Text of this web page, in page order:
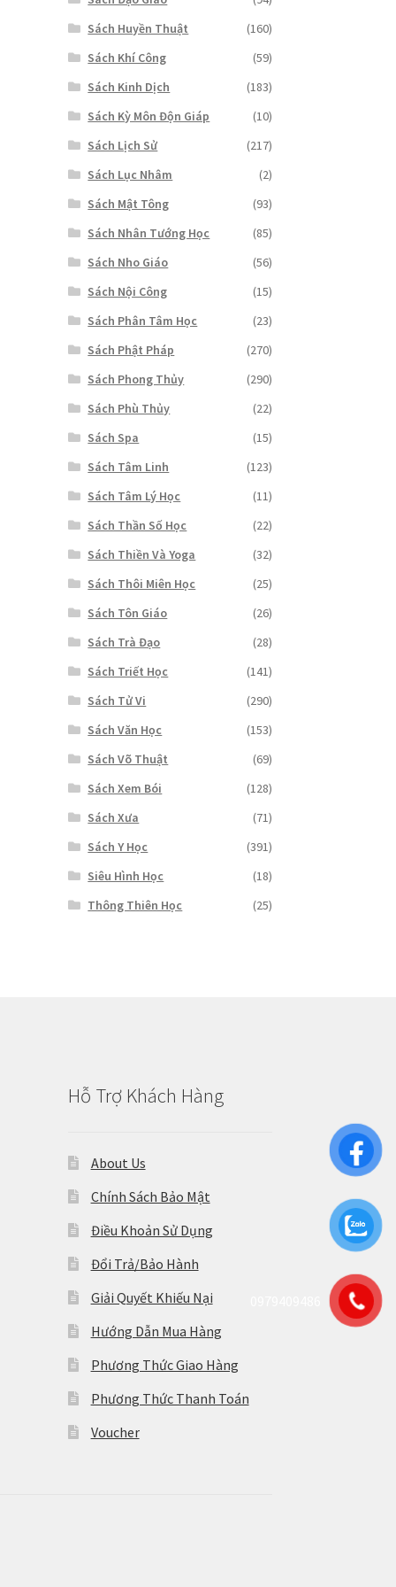
Sách Huyền Thuật
(160)
Sách Khí Công
(59)
Sách Kinh Dịch
(183)
Sách Kỳ Môn Độn Giáp
(10)
Sách Lịch Sử
(217)
Sách Lục Nhâm
(2)
Sách Mật Tông
(93)
Sách Nhân Tướng Học
(85)
Sách Nho Giáo
(56)
Sách Nội Công
(15)
Sách Phân Tâm Học
(23)
Sách Phật Pháp
(270)
Sách Phong Thủy
(290)
Sách Phù Thủy
(22)
Sách Spa
(15)
Sách Tâm Linh
(123)
Sách Tâm Lý Học
(11)
Sách Thần Số Học
(22)
Sách Thiền Và Yoga
(32)
Sách Thôi Miên Học
(25)
Sách Tôn Giáo
(26)
Sách Trà Đạo
(28)
Sách Triết Học
(141)
Sách Tử Vi
(290)
Sách Văn Học
(153)
Sách Võ Thuật
(69)
Sách Xem Bói
(128)
Sách Xưa
(71)
Sách Y Học
(391)
Siêu Hình Học
(18)
Thông Thiên Học
(25)
Hỗ Trợ Khách Hàng
About Us
Chính Sách Bảo Mật
Điều Khoản Sử Dụng
Đổi Trả/Bảo Hành
Giải Quyết Khiếu Nại
Hướng Dẫn Mua Hàng
Phương Thức Giao Hàng
Phương Thức Thanh Toán
Voucher